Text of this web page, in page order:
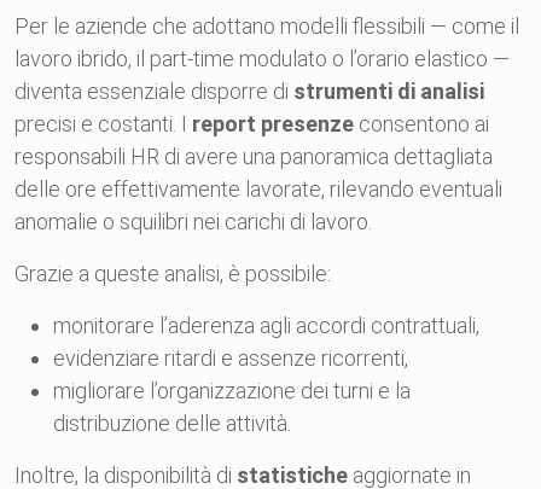
Per le aziende che adottano modelli flessibili — come il
lavoro ibrido, il part-time modulato o l’orario elastico —
diventa essenziale disporre di strumenti di analisi
precisi e costanti. I report presenze consentono ai
responsabili HR di avere una panoramica dettagliata
delle ore effettivamente lavorate, rilevando eventuali
anomalie o squilibri nei carichi di lavoro.
Grazie a queste analisi, è possibile:
monitorare l’aderenza agli accordi contrattuali,
evidenziare ritardi e assenze ricorrenti,
migliorare l’organizzazione dei turni e la
distribuzione delle attività.
Inoltre, la disponibilità di statistiche aggiornate in